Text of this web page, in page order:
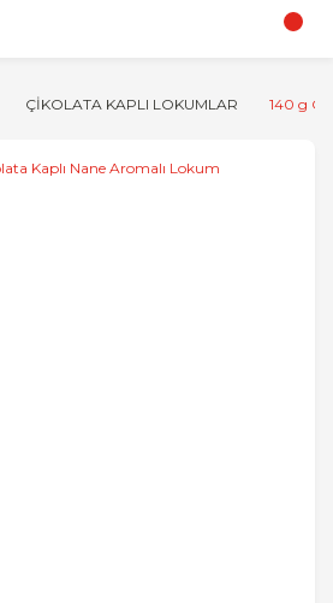
ÇİKOLATA KAPLI LOKUMLAR 140 g